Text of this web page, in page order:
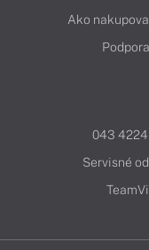
Ako
043 4224
Servisné